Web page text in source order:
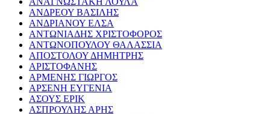
ΑΝΔΡΕΟΥ ΒΑΣΙΛΗΣ
ΑΝΔΡΙΑΝΟΥ ΕΛΣΑ
ΑΝΤΩΝΙΑΔΗΣ ΧΡΙΣΤΟΦΟΡΟΣ
ΑΝΤΩΝΟΠΟΥΛΟΥ ΘΑΛΑΣΣΙΑ
ΑΠΟΣΤΟΛΟΥ ΔΗΜΗΤΡΗΣ
ΑΡΙΣΤΟΦΑΝΗΣ
ΑΡΜΕΝΗΣ ΓΙΩΡΓΟΣ
ΑΡΣΕΝΗ ΕΥΓΕΝΙΑ
ΑΣΟΥΣ ΕΡΙΚ
ΑΣΠΡΟΥΛΗΣ ΑΡΗΣ